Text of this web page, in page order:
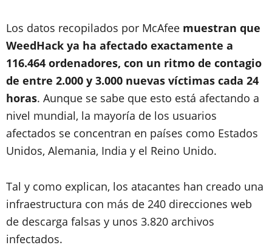
Los datos recopilados por McAfee muestran que
WeedHack ya ha afectado exactamente a
116.464 ordenadores, con un ritmo de contagio
de entre 2.000 y 3.000 nuevas víctimas cada 24
horas. Aunque se sabe que esto está afectando a
nivel mundial, la mayoría de los usuarios
afectados se concentran en países como Estados
Unidos, Alemania, India y el Reino Unido.
Tal y como explican, los atacantes han creado una
infraestructura con más de 240 direcciones web
de descarga falsas y unos 3.820 archivos
infectados.